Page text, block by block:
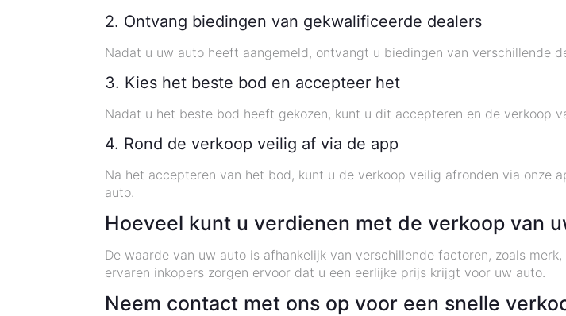
2. Ontvang biedingen van gekwalificeerde dealers
Nadat u uw auto heeft aangemeld, ontvangt u biedingen van verschillende
3. Kies het beste bod en accepteer het
Nadat u het beste bod heeft gekozen, kunt u dit accepteren en de verkoop
4. Rond de verkoop veilig af via de app
Na het accepteren van het bod, kunt u de verkoop veilig afronden via onze
auto.
Hoeveel kunt u verdienen met de verkoop van
De waarde van uw auto is afhankelijk van verschillende factoren, zoals
ervaren inkopers zorgen ervoor dat u een eerlijke prijs krijgt voor uw auto.
Neem contact met ons op voor een snelle